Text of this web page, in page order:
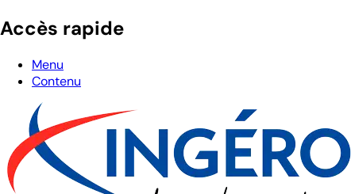
Accès rapide
Menu
Contenu